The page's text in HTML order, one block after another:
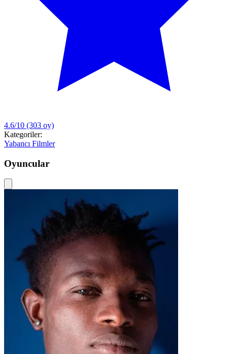
4.6/10 (303 oy)
Kategoriler:
Yabancı Filmler
Oyuncular